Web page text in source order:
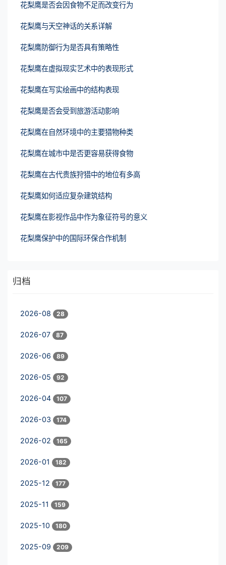
花梨鹰是否会因食物不足而改变行为
花梨鹰与天空神话的关系详解
花梨鹰防御行为是否具有策略性
花梨鹰在虚拟现实艺术中的表现形式
花梨鹰在写实绘画中的结构表现
花梨鹰是否会受到旅游活动影响
花梨鹰在自然环境中的主要猎物种类
花梨鹰在城市中是否更容易获得食物
花梨鹰在古代贵族狩猎中的地位有多高
花梨鹰如何适应复杂建筑结构
花梨鹰在影视作品中作为象征符号的意义
花梨鹰保护中的国际环保合作机制
归档
2026-08 28
2026-07 87
2026-06 89
2026-05 92
2026-04 107
2026-03 174
2026-02 165
2026-01 182
2025-12 177
2025-11 159
2025-10 180
2025-09 209